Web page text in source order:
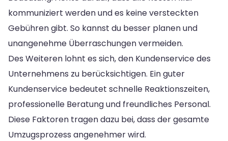
kommuniziert werden und es keine versteckten
Gebühren gibt. So kannst du besser planen und
unangenehme Überraschungen vermeiden.
Des Weiteren lohnt es sich, den Kundenservice des
Unternehmens zu berücksichtigen. Ein guter
Kundenservice bedeutet schnelle Reaktionszeiten,
professionelle Beratung und freundliches Personal.
Diese Faktoren tragen dazu bei, dass der gesamte
Umzugsprozess angenehmer wird.